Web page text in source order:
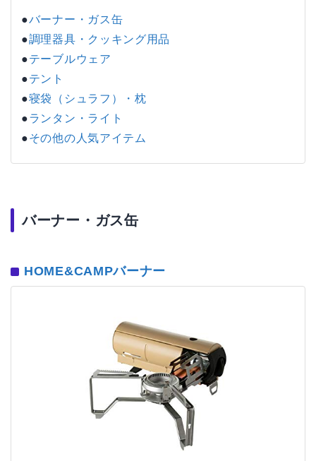
●バーナー・ガス缶
●調理器具・クッキング用品
●テーブルウェア
●テント
●寝袋（シュラフ）・枕
●ランタン・ライト
●その他の人気アイテム
バーナー・ガス缶
HOME&CAMPバーナー